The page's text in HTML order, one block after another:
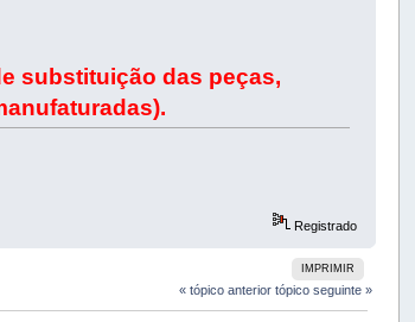
substituição das peças,
Registrado
IMPRIMIR
« tópico anterior tópico seguinte »